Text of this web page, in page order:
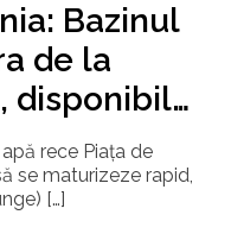
Bazinul
de la
disponibil
rece Piața de
se maturizeze rapid,
[…]